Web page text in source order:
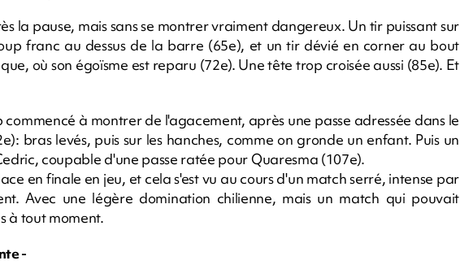
la pause, mais sans se montrer vraiment dangereux. Un tir puissant sur
franc au dessus de la barre (65e), et un tir dévié en corner au bout
où son égoïsme est reparu (72e). Une tête trop croisée aussi (85e). Et
commencé à montrer de l'agacement, après une passe adressée dans le
bras levés, puis sur les hanches, comme on gronde un enfant. Puis un
coupable d'une passe ratée pour Quaresma (107e).
en finale en jeu, et cela s'est vu au cours d'un match serré, intense par
Avec une légère domination chilienne, mais un match qui pouvait
à tout moment.
-